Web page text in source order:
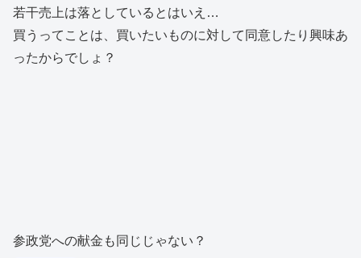
若干売上は落としているとはいえ…
買うってことは、買いたいものに対して同意したり興味あ
ったからでしょ？
参政党への献金も同じじゃない？